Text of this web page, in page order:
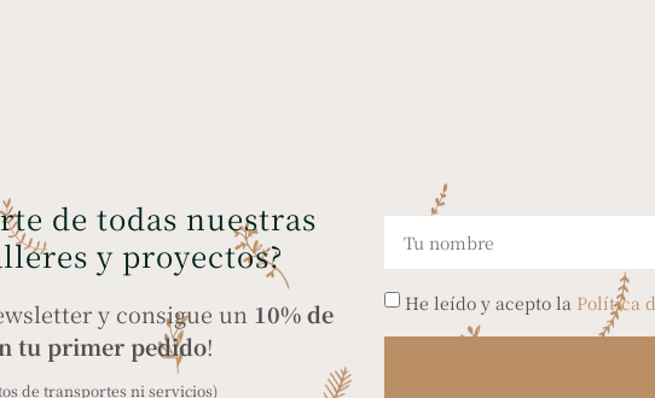
de todas nuestras
y proyectos?
y consigue un 10% de
tu primer pedido!
de transportes ni servicios)
He leído y acepto la Política